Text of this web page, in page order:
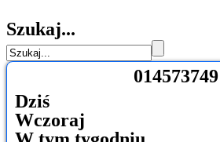
Szukaj...
014573749
Dziś
Wczoraj